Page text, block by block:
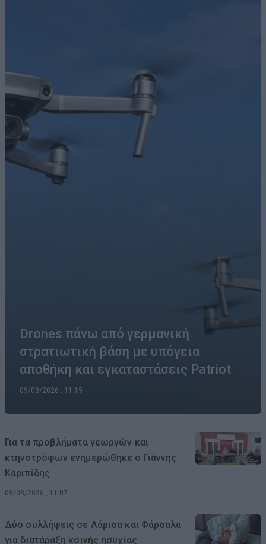
Drones πάνω από γερμανική
στρατιωτική βάση με υπόγεια
αποθήκη και εγκαταστάσεις Patriot
09/08/2026 , 11:19
Για τα προβλήματα γεωργών και
κτηνοτρόφων ενημερώθηκε ο Γιάννης
Καριπίδης
09/08/2026 , 11:07
Δύο συλλήψεις σε Λάρισα και Φάρσαλα
για διατάραξη κοινής ησυχίας